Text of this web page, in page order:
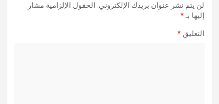
لن يتم نشر عنوان بريدك الإلكتروني. الحقول الإلزامية مشار
إليها بـ *
التعليق *